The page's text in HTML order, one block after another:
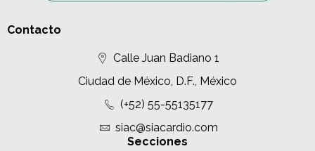
Contacto
Calle Juan Badiano 1
Ciudad de México, D.F., México
(+52) 55-55135177
siac@siacardio.com
Secciones